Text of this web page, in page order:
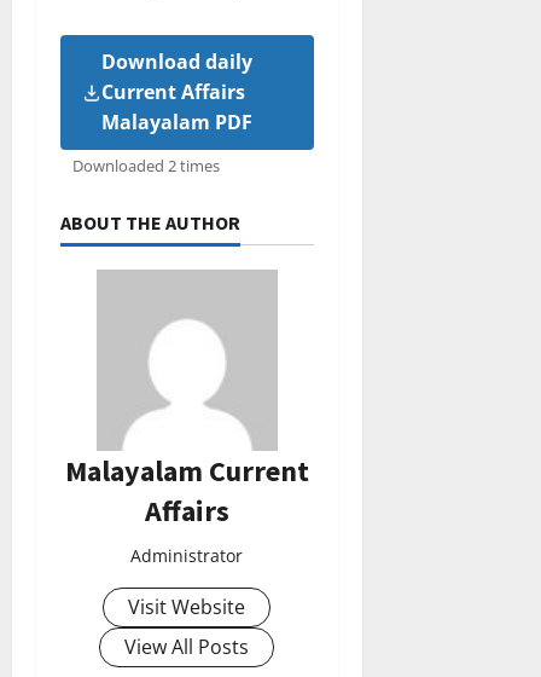
Download daily
Current Affairs
Malayalam PDF
Downloaded 2 times
ABOUT THE AUTHOR
Malayalam Current
Affairs
Administrator
Visit Website
View All Posts